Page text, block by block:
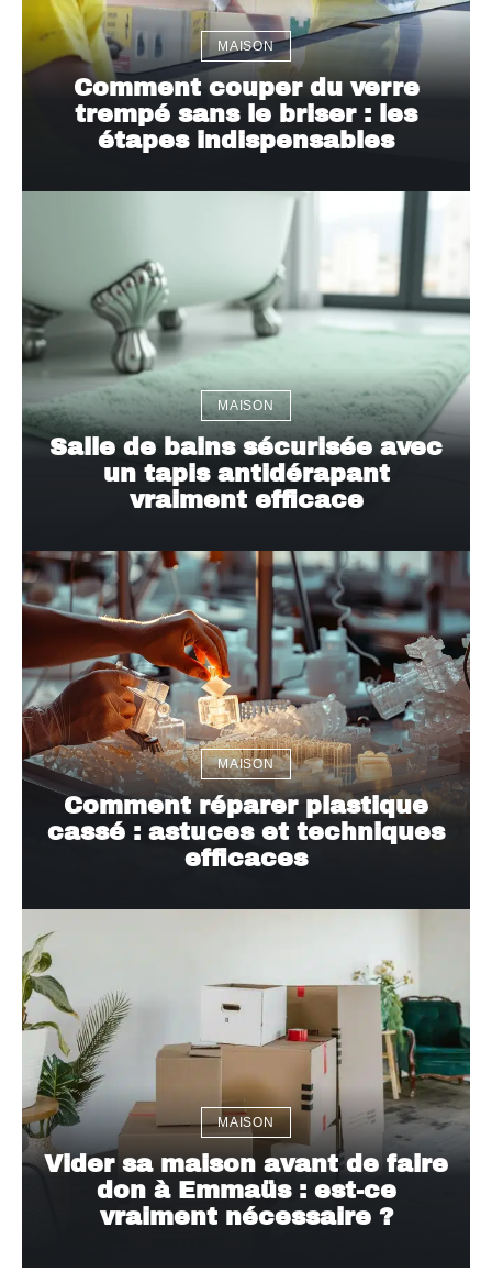
MAISON
Comment couper du verre
trempé sans le briser : les
étapes indispensables
MAISON
Salle de bains sécurisée avec
un tapis antidérapant
vraiment efficace
MAISON
Comment réparer plastique
cassé : astuces et techniques
efficaces
MAISON
Vider sa maison avant de faire
don à Emmaüs : est-ce
vraiment nécessaire ?